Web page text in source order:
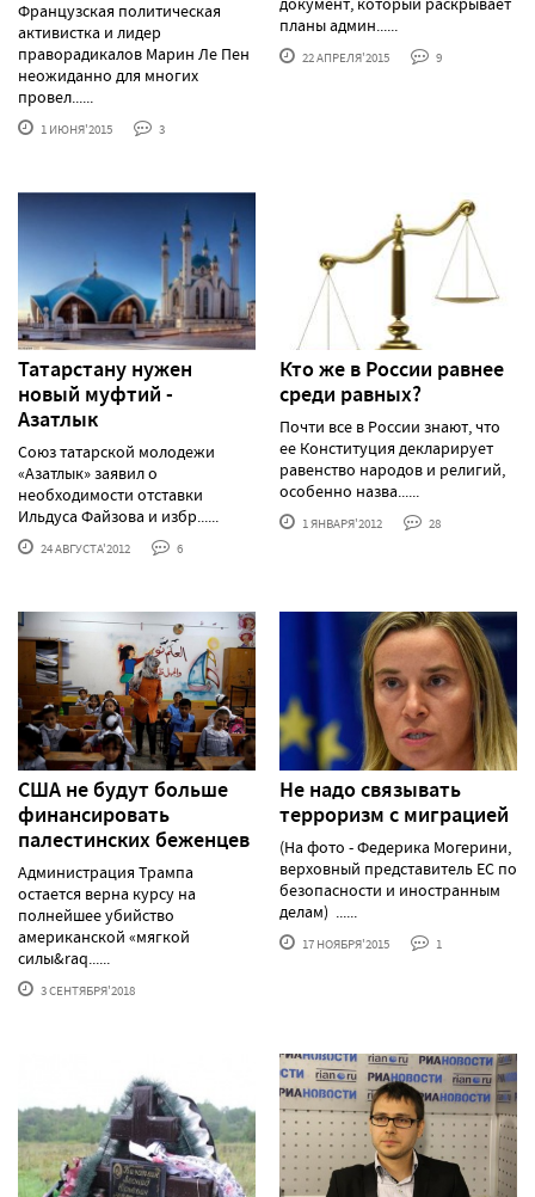
Французская политическая
активистка и лидер
праворадикалов Марин Ле Пен
неожиданно для многих
провел......
1 ИЮНЯ'2015 3
планы админ......
22 АПРЕЛЯ'2015 9
Татарстану нужен
новый муфтий -
Азатлык
Союз татарской молодежи
«Азатлык» заявил о
необходимости отставки
Ильдуса Файзова и избр......
24 АВГУСТА'2012 6
Кто же в России равнее
среди равных?
Почти все в России знают, что
ее Конституция декларирует
равенство народов и религий,
особенно назва......
1 ЯНВАРЯ'2012 28
США не будут больше
финансировать
палестинских беженцев
Администрация Трампа
остается верна курсу на
полнейшее убийство
американской «мягкой
силы&raq......
3 СЕНТЯБРЯ'2018
Не надо связывать
терроризм с миграцией
(На фото - Федерика Могерини,
верховный представитель ЕС по
безопасности и иностранным
делам) ......
17 НОЯБРЯ'2015 1